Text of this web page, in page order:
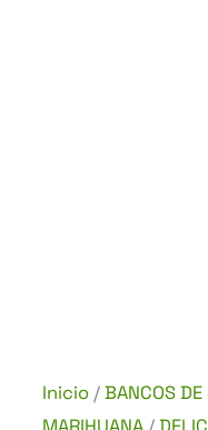
Inicio /BANCOS